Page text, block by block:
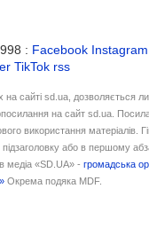
: Facebook Instagram
TikTok rss
на сайті sd.ua, дозволяється
на сайт sd.ua.
використання матеріалів.
або в першому
медіа «SD.UA» -громадська
Окрема подяка MDF.